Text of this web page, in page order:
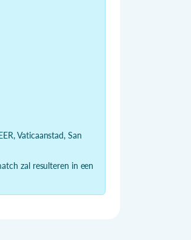
Vaticaanstad, San
zal resulteren in een